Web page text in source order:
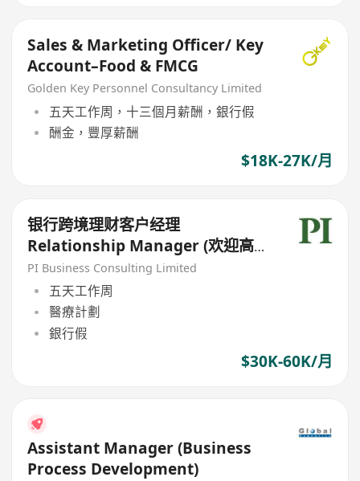
Sales & Marketing Officer/ Key
Account–Food & FMCG
Golden Key Personnel Consultancy Limited
五天工作周，十三個月薪酬，銀行假
酬金，豐厚薪酬
$18K-27K/月
银行跨境理财客户经理
Relationship Manager (欢迎高
才/优才/IANG/受养人;可转正/续
签）
PI Business Consulting Limited
五天工作周
醫療計劃
銀行假
$30K-60K/月
Assistant Manager (Business
Process Development)